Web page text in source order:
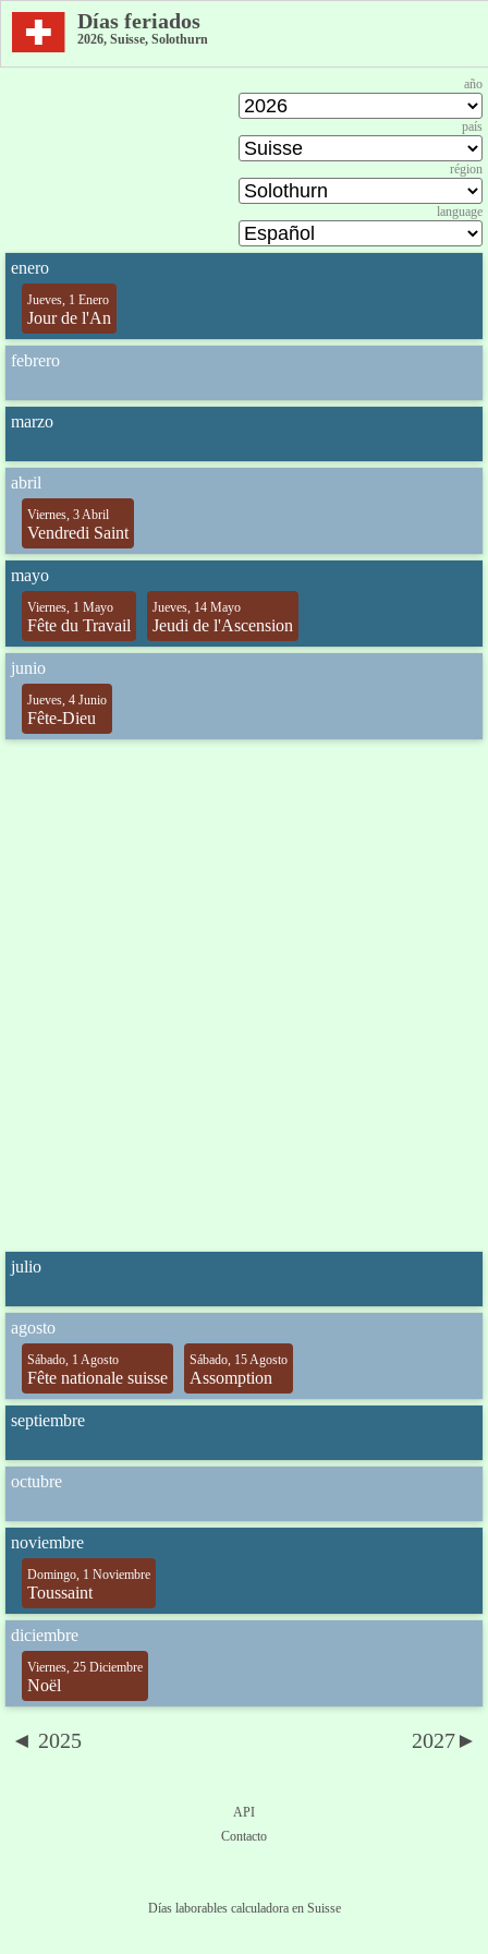
Días feriados
2026, Suisse, Solothurn
año
país
région
language
enero
Jueves, 1 Enero
Jour de l'An
febrero
marzo
abril
Viernes, 3 Abril
Vendredi Saint
mayo
Viernes, 1 Mayo
Fête du Travail
Jueves, 14 Mayo
Jeudi de l'Ascension
junio
Jueves, 4 Junio
Fête-Dieu
julio
agosto
Sábado, 1 Agosto
Fête nationale suisse
Sábado, 15 Agosto
Assomption
septiembre
octubre
noviembre
Domingo, 1 Noviembre
Toussaint
diciembre
Viernes, 25 Diciembre
Noël
◄ 2025 2027►
API
Contacto
Días laborables calculadora en Suisse